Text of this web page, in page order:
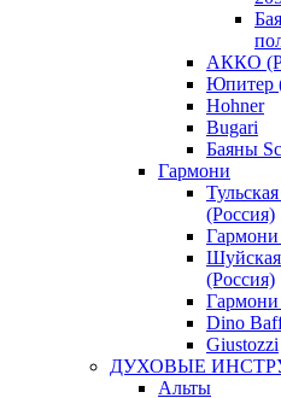
АККО
Юпитер
Hohner
Bugari
Баяны
Гармони
(Россия)
Гармони
(Россия)
Гармони
Dino
Giustozzi
ДУХОВЫЕ
Альты